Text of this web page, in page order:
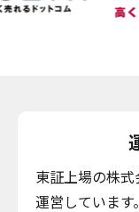
東証上場の株
運営していま